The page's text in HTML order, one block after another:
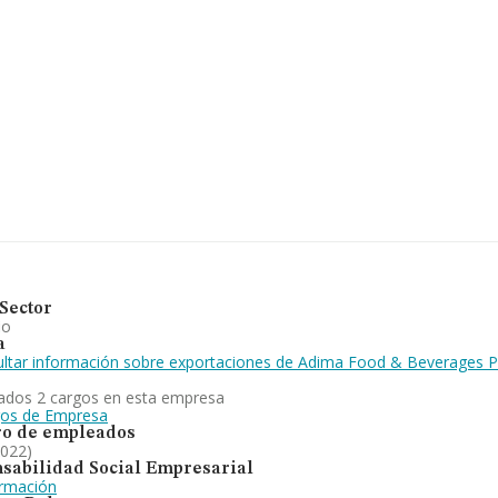
en el ranking de
información sobre exportaciones de Adima Food & Beverages
2 cargos en esta empresa
de Empresa
de empleados
Social Empresarial